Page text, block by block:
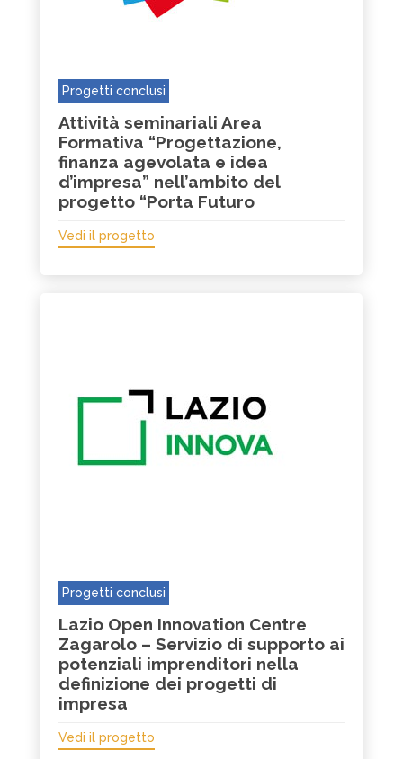
Progetti conclusi
Attività seminariali Area
Formativa “Progettazione,
finanza agevolata e idea
d’impresa” nell’ambito del
progetto “Porta Futuro
Vedi il progetto
Progetti conclusi
Lazio Open Innovation Centre
Zagarolo – Servizio di supporto ai
potenziali imprenditori nella
definizione dei progetti di
impresa
Vedi il progetto